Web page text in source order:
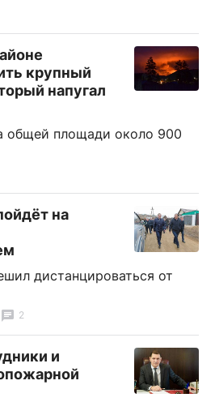
крупный
напугал
общей площади около 900
на
дистанцироваться от
2
и